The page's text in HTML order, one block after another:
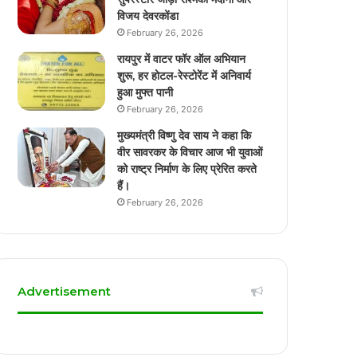
विजय देवरकोंडा
February 26, 2026
रायपुर में वाटर फॉर ऑल अभियान
शुरू, हर होटल-रेस्टोरेंट में अनिवार्य
हुआ मुफ्त पानी
February 26, 2026
मुख्यमंत्री विष्णु देव साय ने कहा कि
वीर सावरकर के विचार आज भी युवाओं
को राष्ट्र निर्माण के लिए प्रेरित करते
हैं।
February 26, 2026
Advertisement